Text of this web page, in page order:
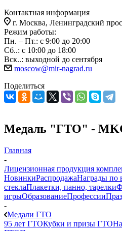
Контактная информация
г. Москва, Ленинградский
Режим работы:
Пн. – Пт.: с 9:00 до 20:00
Сб..: с 10:00 до 18:00
Вск..: выходной до сентября
moscow@mir-nagrad.ru
Поделиться
Медаль "ГТО" -
Главная
-
Лицензионная продукция
НовинкиРаспродажаНаграды по
стеклаПлакетки, панно, тарелки
игрыОбразованиеПрофессии
-
Медали ГТО
95 лет ГТОКубки и призы ГТО